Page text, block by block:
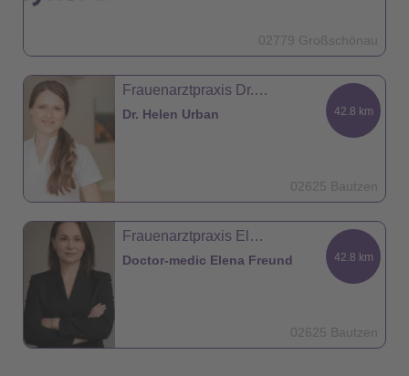
02779 Großschönau
Frauenarztpraxis Dr. med. Helen Urban
Dr. Helen Urban 42.8 km
02625 Bautzen
Frauenarztpraxis Elena Freund
Doctor-medic Elena Freund 42.8 km
02625 Bautzen